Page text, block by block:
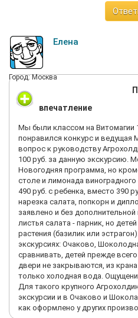
агрохолдинга, мы с дочкой
бабушке. Дети остались очень
нарядили в честь наступающего
съездим еще посмотреть, как
детей это вызвало большое
взрослых. Пройти внутрь
развлечь детей 4-5 конкурсами
'закроем глаза и просунем руку
найдем ключик'. Или 'посадим
саженцем и сунуть его в какую-
'упакуем салат своими руками' -
держит пакет, а второй сует в
все развлечение. С этим
но 2-3 классу там делать
смогли принять участие лишь
настырных. Остальным более
досталось. Дети откровенно
хотя они то, как раз больше
природой. Минуты за три нас
показали робот транспортер и
экскурсии заключалась в
стулья, дали влажные салфетки
тремя видами салата, каждому
огурца, и помидора. Потом
скрученный в виде собачки и
конечно вытянула на
профанацию первой части
чтобы экскурсия была
динамичной, ее нужно
практическую ее часть и дать
сделать хоть, что-то там
должны быть меньше в два
сделать сам. А не просто
Елена
Город: Москва
впечатление
Мы были классом на Витомагии
понравился конкурс и ведущая
вопрос к руководству
100 руб. за данную экскурсию.
Новогодняя программа, но
столе и лимонада
490 руб. с ребенка, вместо 390
нарезка салата, попкорн и
заявлено и без
листья салата - парник, но
растения (базилик или
экскурсиях: Очаково,
сравнивать, детей прежде
двери не закрываются, из
только холодная вода.
Для такого крупного
экскурсии и в Очаково и
как оформлено у других